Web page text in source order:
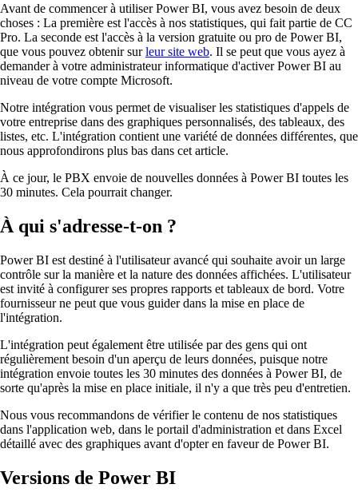
Avant de commencer à utiliser Power BI, vous avez besoin de deux
choses : La première est l'accès à nos statistiques, qui fait partie de CC
Pro. La seconde est l'accès à la version gratuite ou pro de Power BI,
que vous pouvez obtenir surleur site web. Il se peut que vous ayez à
demander à votre administrateur informatique d'activer Power BI au
niveau de votre compte Microsoft.
Notre intégration vous permet de visualiser les statistiques d'appels de
votre entreprise dans des graphiques personnalisés, des tableaux, des
listes, etc. L'intégration contient une variété de données différentes, que
nous approfondirons plus bas dans cet article.
À ce jour, le PBX envoie de nouvelles données à Power BI toutes les
30 minutes. Cela pourrait changer.
À qui s'adresse-t-on ?
Power BI est destiné à l'utilisateur avancé qui souhaite avoir un large
contrôle sur la manière et la nature des données affichées. L'utilisateur
est invité à configurer ses propres rapports et tableaux de bord. Votre
fournisseur ne peut que vous guider dans la mise en place de
l'intégration.
L'intégration peut également être utilisée par des gens qui ont
régulièrement besoin d'un aperçu de leurs données, puisque notre
intégration envoie toutes les 30 minutes des données à Power BI, de
sorte qu'après la mise en place initiale, il n'y a que très peu d'entretien.
Nous vous recommandons de vérifier le contenu de nos statistiques
dans l'application web, dans le portail d'administration et dans Excel
détaillé avec des graphiques avant d'opter en faveur de Power BI.
Versions de Power BI